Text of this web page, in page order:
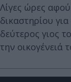
Λίγες ώρες
δικαστηρίου
δεύτερος γιος
την οικογένειά